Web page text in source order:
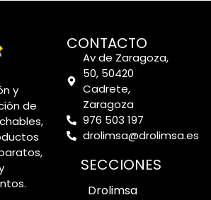
y
de
CONTACTO
Av de Zaragoza,
50, 50420
Cadrete,
Zaragoza
976 503 197
drolimsa@drolimsa.es
SECCIONES
Drolimsa